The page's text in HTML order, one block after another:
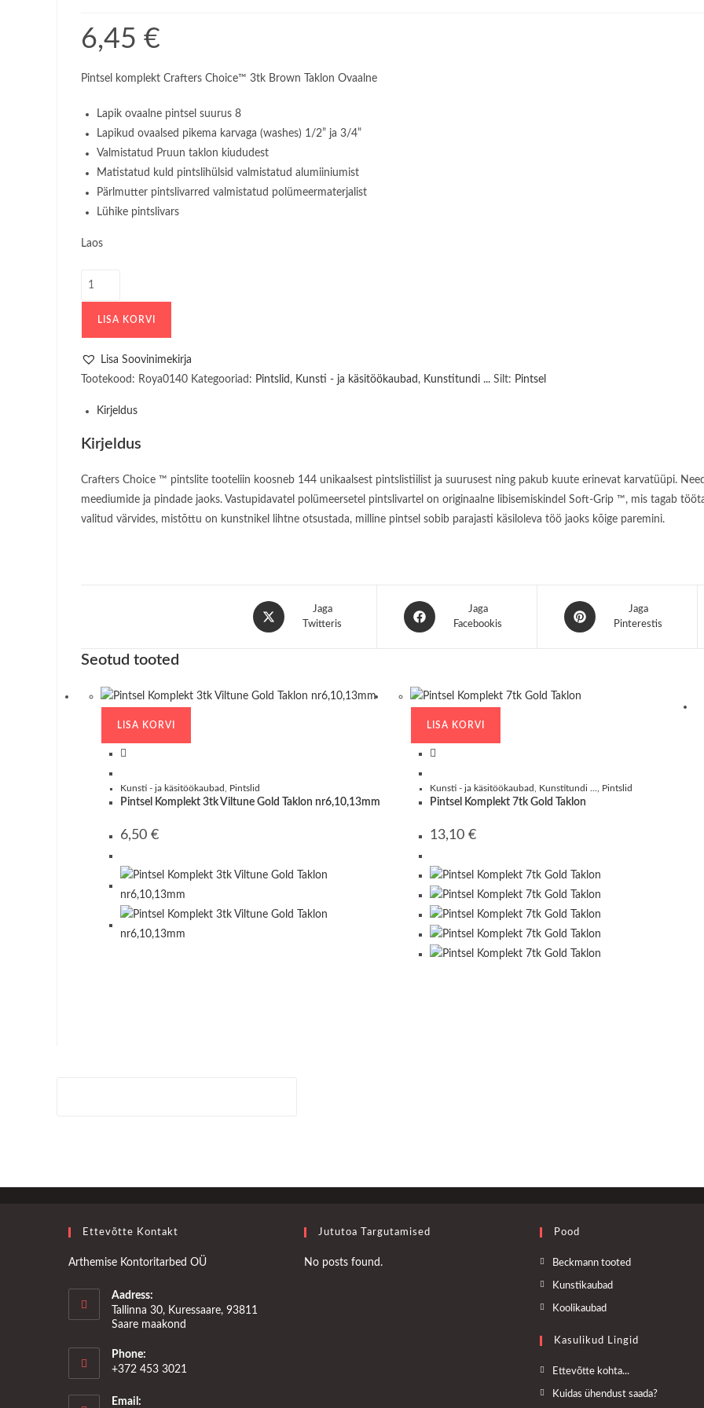
6,45 €
Pintsel komplekt Crafters Choice™ 3tk Brown Taklon Ovaalne
Lapik ovaalne pintsel suurus 8
Lapikud ovaalsed pikema karvaga (washes) 1/2” ja 3/4”
Valmistatud Pruun taklon kiududest
Matistatud kuld pintslihülsid valmistatud alumiiniumist
Pärlmutter pintslivarred valmistatud polümeermaterjalist
Lühike pintslivars
Laos
Pintsel
Crafters
Choice™
3tk
Brown
Ovaalne
(filbert
Wash)
kogus
LISA KORVI
Lisa Soovinimekirja
Tootekood: Roya0140 Kategooriad: Pintslid , Kunsti - ja käsitöökaubad , Kunstitundi ... Silt: Pintsel
Kirjeldus
Kirjeldus
Crafters Choice ™ pintslite tooteliin koosneb 144 unikaalsest pintslistiilist ja suurusest ning pakub kuute erinevat karvatüüpi.
meediumide ja pindade jaoks. Vastupidavatel polümeersetel pintslivartel on originaalne libisemiskindel Soft-Grip ™, mis tagab
valitud värvides, mistõttu on kunstnikel lihtne otsustada, milline pintsel sobib parajasti käsiloleva töö jaoks kõige paremini.
Opens
in
Jaga
Twitteris
Opens
in
Jaga
Facebookis
Opens
in
Jaga
Pinterestis
Seotud tooted
LISA KORVI
Kunsti - ja käsitöökaubad Pintslid
Pintsel Komplekt 3tk Viltune Gold Taklon nr6,10,13mm
6,50 €
LISA KORVI
Kunsti - ja käsitöökaubad Kunstitundi ... Pintslid
Pintsel Komplekt 7tk Gold Taklon
13,10 €
Ettevõtte Kontakt
Arthemise Kontoritarbed OÜ
Aadress:
Tallinna 30, Kuressaare, 93811
Saare maakond
Phone:
+372 453 3021
Email:
Jututoa Targutamised
No posts found.
Pood
Beckmann tootedOpens
tab
KunstikaubadOpens
new
KoolikaubadOpens
a
new
Kasulikud Lingid
Ettevõtte kohta...
in
Kuidas ühendust saada?Opens